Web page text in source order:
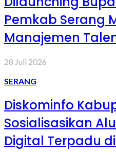
Pemkab Serang
Manajemen
28 Juli 2026
SERANG
Diskominfo
Sosialisasikan
Digital Terpadu